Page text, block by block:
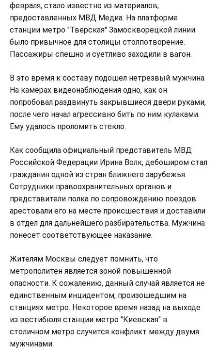
февраля, стало известно из материалов,
предоставленных МВД Медиа. На платформе
станции метро "Тверская" Замоскворецкой линии
было привычное для столицы столпотворение.
Пассажиры спешно и суетливо заходили в вагон.
В это время к составу подошел нетрезвый мужчина.
На камерах видеонаблюдения одно, как он
попробовал раздвинуть закрывшиеся двери руками,
после чего начал агрессивно бить по ним кулаками.
Ему удалось проломить стекло.
Как сообщила официальный представитель МВД
Российской Федерации Ирина Волк, дебоширом стал
гражданин одной из стран ближнего зарубежья.
Сотрудники правоохранительных органов и
представители полка по сопровождению поездов
арестовали его на месте происшествия и доставили
в отдел для дальнейшего разбирательства. Мужчина
понесет соответствующее наказание.
Жителям Москвы следует помнить, что
метрополитен является зоной повышенной
опасности. К сожалению, данный случай является не
единственным инцидентом, произошедшим на
станциях метро. Некоторое время назад на выходе
из вестибюля станции метро "Киевская" в
столичном метро случится конфликт между двумя
мужчинами.